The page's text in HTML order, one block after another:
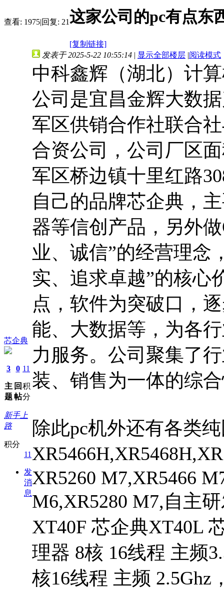
查看: 1975|回复: 21这家公司的pc有点东
[复制链接]
芯企典
3
主
题
0
回
帖
11
积
分
新手上
路
积分
11
发
消
息
发表于 2025-5-22 10:55:14 | 显示全部楼层 |阅读模式
中科鑫辉（湖北）计
公司是宜昌金辉大数
军区供销合作社联合
合资公司，公司厂区
军区桥边镇十里红路
自己的品牌芯企典，
器等信创产品，另外
业、诚信”的经营理念
实、追求卓越”的核心
点，软件为突破口，
能、大数据等，为各
力服务。公司聚集了
装、销售为一体的综
除此pc机外还有各类
XR5260 M7,XR5466
M6,XR5280 M7,自主
XT40F 芯企典XT40L
理器 8核 16线程 主频
核16线程 主频